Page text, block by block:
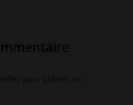
pour publier un